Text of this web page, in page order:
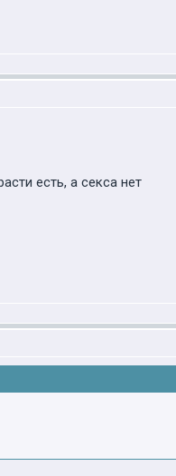
есть, а секса нет